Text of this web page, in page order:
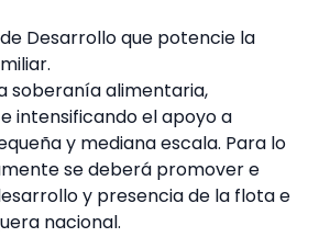
Desarrollo que potencie la
soberanía alimentaria,
intensificando el apoyo a
y mediana escala. Para lo
se deberá promover e
y presencia de la flota e
nacional.